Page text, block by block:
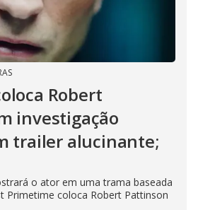
Robert
investigação
trailer alucinante;
o ator em uma trama baseada
Primetime coloca Robert Pattinson